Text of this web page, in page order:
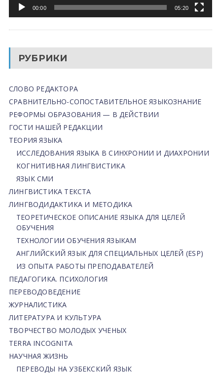
00:00 05:20
РУБРИКИ
СЛОВО РЕДАКТОРА
СРАВНИТЕЛЬНО-СОПОСТАВИТЕЛЬНОЕ ЯЗЫКОЗНАНИЕ
РЕФОРМЫ ОБРАЗОВАНИЯ — В ДЕЙСТВИИ
ГОСТИ НАШЕЙ РЕДАКЦИИ
ТЕОРИЯ ЯЗЫКА
ИССЛЕДОВАНИЯ ЯЗЫКА В СИНХРОНИИ И ДИАХРОНИИ
КОГНИТИВНАЯ ЛИНГВИСТИКА
ЯЗЫК СМИ
ЛИНГВИСТИКА ТЕКСТА
ЛИНГВОДИДАКТИКА И МЕТОДИКА
ТЕОРЕТИЧЕСКОЕ ОПИСАНИЕ ЯЗЫКА ДЛЯ ЦЕЛЕЙ
ОБУЧЕНИЯ
ТЕХНОЛОГИИ ОБУЧЕНИЯ ЯЗЫКАМ
АНГЛИЙСКИЙ ЯЗЫК ДЛЯ СПЕЦИАЛЬНЫХ ЦЕЛЕЙ (ESP)
ИЗ ОПЫТА РАБОТЫ ПРЕПОДАВАТЕЛЕЙ
ПЕДАГОГИКА. ПСИХОЛОГИЯ
ПЕРЕВОДОВЕДЕНИЕ
ЖУРНАЛИСТИКА
ЛИТЕРАТУРА И КУЛЬТУРА
ТВОРЧЕСТВО МОЛОДЫХ УЧЕНЫХ
TERRA INCOGNITA
НАУЧНАЯ ЖИЗНЬ
ПЕРЕВОДЫ НА УЗБЕКСКИЙ ЯЗЫК